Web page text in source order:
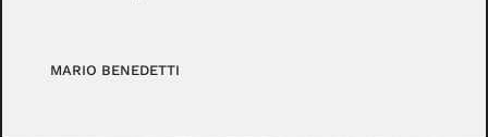
MARIO BENEDETTI